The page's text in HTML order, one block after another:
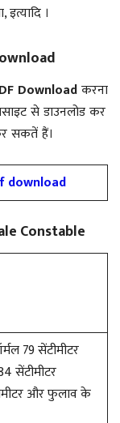
।
Downloadकरना
से डाउनलोड कर
सकतें हैं।
download
Constable
79 सेंटीमीटर
सेंटीमीटर
और फुलाव के